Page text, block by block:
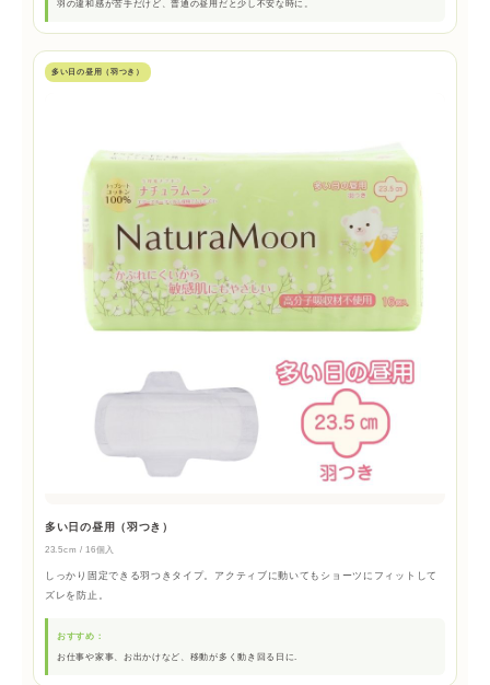
羽の違和感が苦手だけど、普通の昼用だと少し不安な時に。
多い日の昼用（羽つき）
多い日の昼用（羽つき）
23.5cm / 16個入
しっかり固定できる羽つきタイプ。アクティブに動いてもショーツにフィットして
ズレを防止。
おすすめ：
お仕事や家事、お出かけなど、移動が多く動き回る日に.